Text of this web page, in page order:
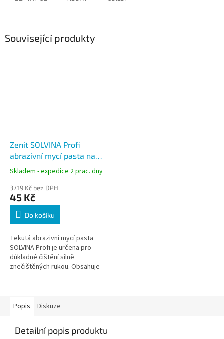
Související produkty
Zenit SOLVINA Profi
abrazivní mycí pasta na
ruce 450 g
Skladem - expedice 2 prac. dny
37,19 Kč bez DPH
45 Kč
Do košíku
Tekutá abrazivní mycí pasta
SOLVINA Profi je určena pro
důkladné čištění silně
znečištěných rukou. Obsahuje
Popis
Diskuze
Detailní popis produktu